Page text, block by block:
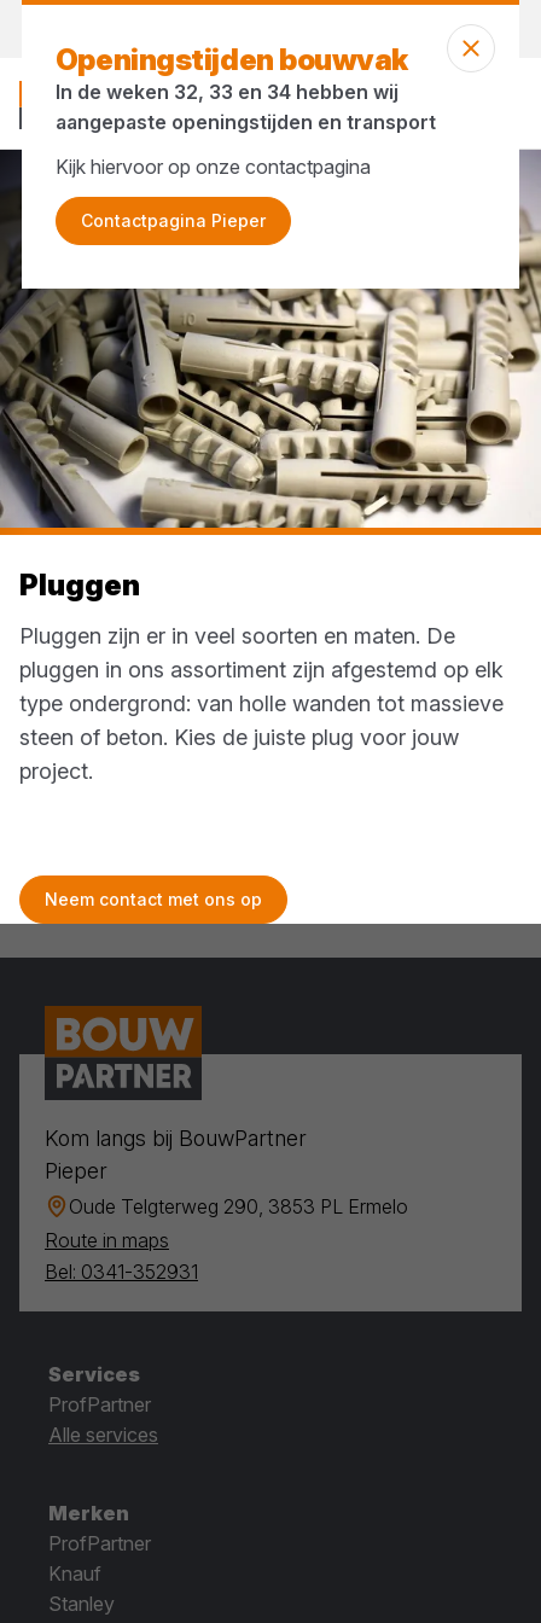
... Pluggen
Pluggen
Pluggen zijn er in veel soorten en maten. De
pluggen in ons assortiment zijn afgestemd op elk
type ondergrond: van holle wanden tot massieve
steen of beton. Kies de juiste plug voor jouw
project.
Neem contact met ons op
Openingstijden bouwvak
In de weken 32, 33 en 34 hebben wij
aangepaste openingstijden en transport
Kijk hiervoor op onze contactpagina
Contactpagina Pieper
Kom langs bij BouwPartner
Pieper
Oude Telgterweg 290, 3853 PL Ermelo
Route in maps
Bel: 0341-352931
Services
ProfPartner
Alle services
Merken
ProfPartner
Knauf
Stanley